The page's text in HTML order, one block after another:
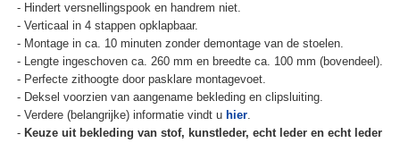
- Hindert versnellingspook en handrem niet.
- Verticaal in 4 stappen opklapbaar.
- Montage in ca. 10 minuten zonder demontage van de stoelen.
- Lengte ingeschoven ca. 260 mm en breedte ca. 100 mm (bovendeel).
- Perfecte zithoogte door pasklare montagevoet.
- Deksel voorzien van aangename bekleding en clipsluiting.
- Verdere (belangrijke) informatie vindt u hier.
- Keuze uit bekleding van stof, kunstleder, echt leder en echt leder